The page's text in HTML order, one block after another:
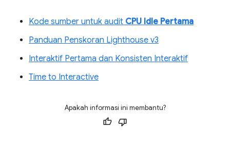
Kode sumber untuk audit CPU Idle Pertama
Panduan Penskoran Lighthouse v3
Interaktif Pertama dan Konsisten Interaktif
Time to Interactive
Apakah informasi ini membantu?